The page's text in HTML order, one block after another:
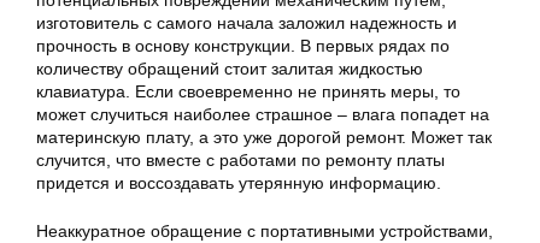
изготовитель с самого начала заложил надежность и
прочность в основу конструкции. В первых рядах по
количеству обращений стоит залитая жидкостью
клавиатура. Если своевременно не принять меры, то
может случиться наиболее страшное – влага попадет на
материнскую плату, а это уже дорогой ремонт. Может так
случится, что вместе с работами по ремонту платы
придется и воссоздавать утерянную информацию.
Неаккуратное обращение с портативными устройствами,